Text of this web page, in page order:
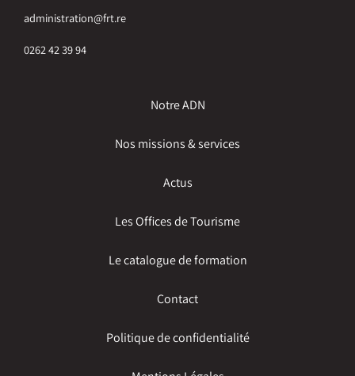
administration@frt.re
0262 42 39 94
Notre ADN
Nos missions & services
Actus
Les Offices de Tourisme
Le catalogue de formation
Contact
Politique de confidentialité